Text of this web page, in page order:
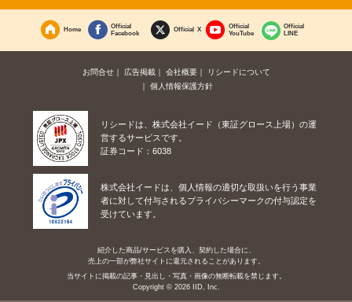
Home
Official
Facebook
Official X
Official
YouTube
Official
LINE
お問合せ 広告掲載 会社概要
リシードについて
個人情報保護方針
リシードは、株式会社イード（東証グロース上場）の運
営するサービスです。
証券コード：6038
株式会社イードは、個人情報の適切な取扱いを行う事業
者に対して付与されるプライバシーマークの付与認定を
受けています。
紹介した商品/サービスを購入、契約した場合に、
売上の一部が弊社サイトに還元されることがあります。
当サイトに掲載の記事・見出し・写真・画像の無断転載を禁じます。
Copyright © 2026 IID, Inc.